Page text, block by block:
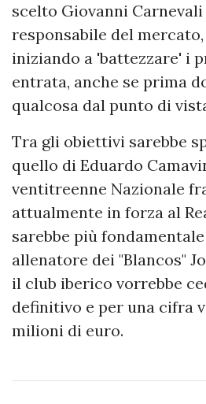
scelto Giovanni Carnevali
responsabile del
iniziando a 'battezzare' i
entrata, anche se prima
qualcosa dal punto di
Tra gli obiettivi sarebbe
quello di Eduardo
ventitreenne Nazionale
attualmente in forza al
sarebbe più
allenatore dei "Blancos"
il club iberico vorrebbe
definitivo e per una cifra
milioni di euro.